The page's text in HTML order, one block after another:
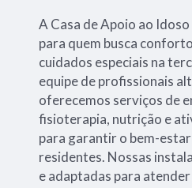
A Casa de Apoio ao
para quem busca
cuidados especiais na
equipe de profissionais
oferecemos serviços de
fisioterapia, nutrição e
para garantir o bem-
residentes. Nossas
e adaptadas para